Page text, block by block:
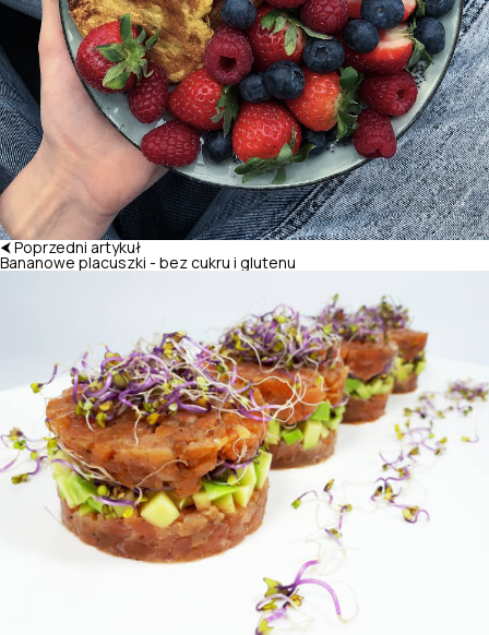
⮜ Poprzedni artykuł
Bananowe placuszki - bez cukru i glutenu